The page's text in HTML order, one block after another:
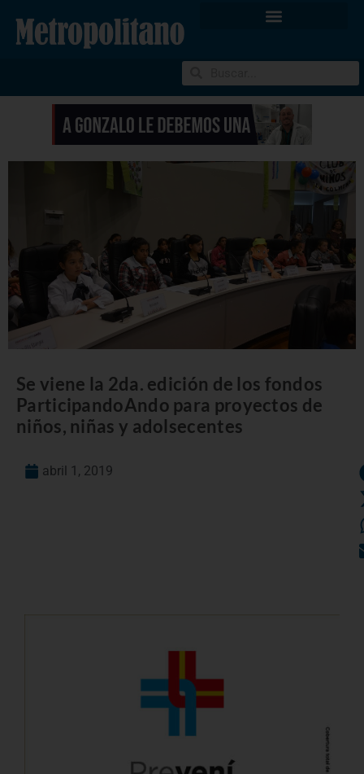
Se viene la 2da. edición de los fondos
ParticipandoAndo para proyectos de
niños, niñas y adolsecentes
abril 1, 2019